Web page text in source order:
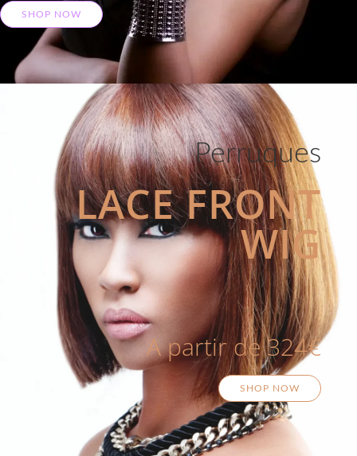
SHOP NOW
Perruques
LACE FRONT
WIG
A partir de 324€
SHOP NOW